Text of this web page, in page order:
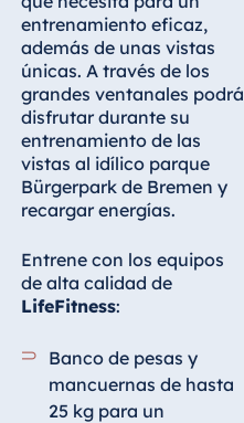
entrenamiento eficaz,
además de unas vistas
únicas. A través de los
grandes ventanales podrá
disfrutar durante su
entrenamiento de las
vistas al idílico parque
Bürgerpark de Bremen y
recargar energías.
Entrene con los equipos
de alta calidad de
LifeFitness:
Banco de pesas y
mancuernas de hasta
25 kg para un